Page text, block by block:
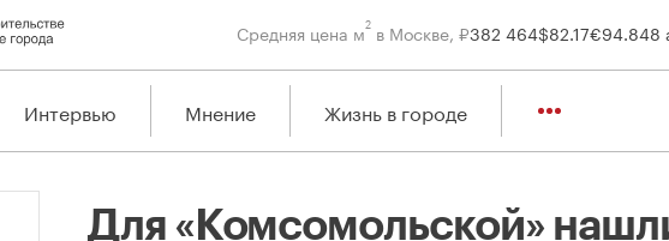
Средняя цена м2 в Москве, ₽382 464$82.17€94.848
Интервью Мнение Жизнь в городе
Для «Комсомольской»